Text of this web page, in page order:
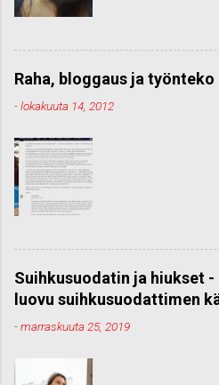
Raha, bloggaus ja työnteko
-lokakuuta 14, 2012
Suihkusuodatin ja hiukset -
luovu suihkusuodattimen
-marraskuuta 25, 2019